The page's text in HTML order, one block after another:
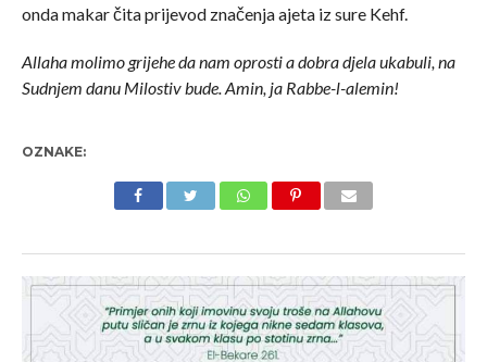
onda makar čita prijevod značenja ajeta iz sure Kehf.
Allaha molimo grijehe da nam oprosti a dobra djela ukabuli, na
Sudnjem danu Milostiv bude. Amin, ja Rabbe-l-alemin!
OZNAKE: